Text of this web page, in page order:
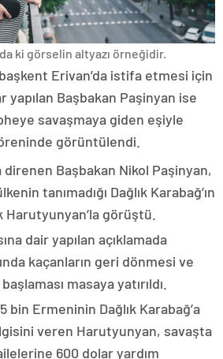
ki görselin altyazı örneğidir.
Erivan’da istifa etmesi için
Başbakan Paşinyan ise
savaşmaya giden eşiyle
görüntülendi.
direnen Başbakan Nikol Paşinyan,
tanımadığı Dağlık Karabağ’ın
görüştü.
dair yapılan açıklamada
kaçanların geri dönmesi ve
masaya yatırıldı.
bin Ermeninin Dağlık Karabağ’a
veren Harutyunyan, savaşta
600 dolar yardım